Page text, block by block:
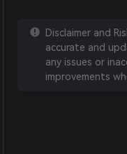
Disclaimer and
accurate and
any issues or
improvements